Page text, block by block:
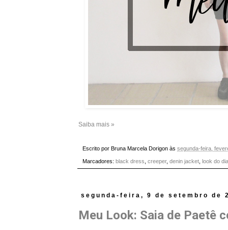
Saiba mais »
Escrito por Bruna Marcela Dorigon às segunda-feira,
Marcadores: black dress creeper, denin jacket look do dia
segunda-feira, 9 de setembro de
Meu Look: Saia de Paetê